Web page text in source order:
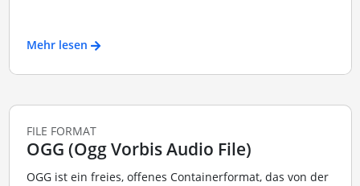
Mehr lesen
FILE FORMAT
OGG (Ogg Vorbis Audio File)
OGG ist ein freies, offenes Containerformat, das von der